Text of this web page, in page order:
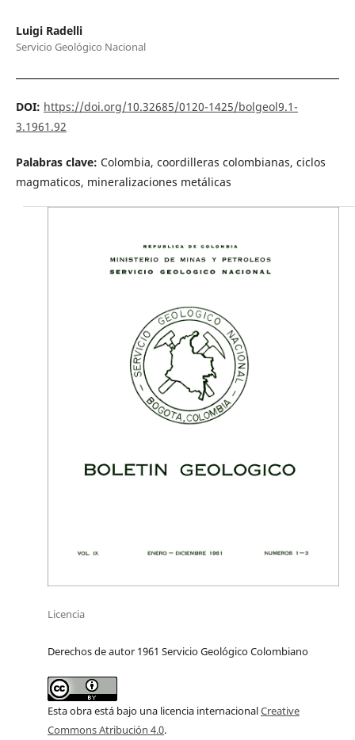
Luigi Radelli
Servicio Geológico Nacional
DOI: https://doi.org/10.32685/0120-1425/bolgeol9.1-
3.1961.92
Palabras clave: Colombia, coordilleras colombianas, ciclos
magmaticos, mineralizaciones metálicas
Licencia
Derechos de autor 1961 Servicio Geológico Colombiano
Esta obra está bajo una licencia internacionalCreative
Commons Atribución 4.0.